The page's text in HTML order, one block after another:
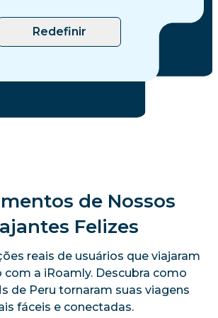
Redefinir
de Nossos
Felizes
reais de usuários que viajaram
a iRoamly. Descubra como
de Peru tornaram suas viagens
fáceis e conectadas.